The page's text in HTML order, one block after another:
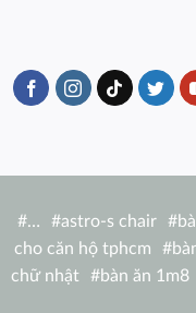
#… #astro-s chair #
cho căn hộ tphcm
#
chữ nhật
#bàn ăn 1m8